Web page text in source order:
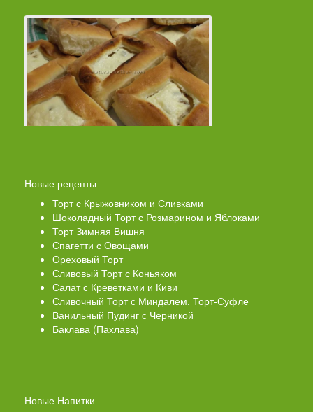
Новые рецепты
Торт с Крыжовником и Сливками
Шоколадный Торт с Розмарином и Яблоками
Торт Зимняя Вишня
Спагетти с Овощами
Ореховый Торт
Сливовый Торт с Коньяком
Салат с Креветками и Киви
Сливочный Торт с Миндалем. Торт-Суфле
Ванильный Пудинг с Черникой
Баклава (Пахлава)
Новые Напитки